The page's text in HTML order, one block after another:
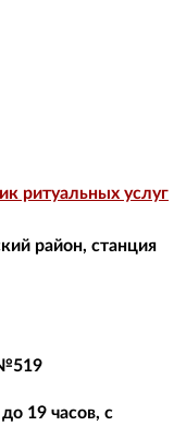
ритуальных услуг
район, станция
19 часов, с